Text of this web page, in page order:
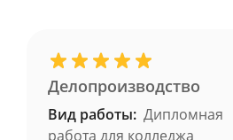
Делопроизводство
Вид работы: Дипломная
работа для колледжа